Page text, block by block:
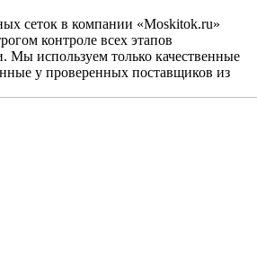
сеток в компании «Moskitok.ru»
контроле всех этапов
Мы используем только качественные
у проверенных поставщиков из